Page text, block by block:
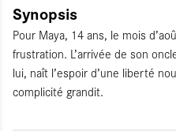
Synopsis
Pour Maya, 14 ans, le mois
frustration. L’arrivée de son
lui, naît l’espoir d’une liberté
complicité grandit.